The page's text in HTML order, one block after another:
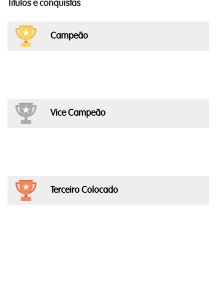
Titulos e conquistas
Campeão
Vice Campeão
Terceiro Colocado